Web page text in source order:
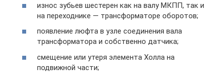
износ зубьев шестерен как на валу МКПП, так и
на переходнике — трансформаторе оборотов;
появление люфта в узле соединения вала
трансформатора и собственно датчика;
смещение или утеря элемента Холла на
подвижной части;